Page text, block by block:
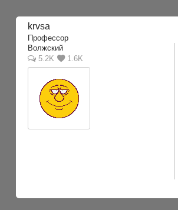
krvsa
Профессор
Волжский
5.2K
1.6K